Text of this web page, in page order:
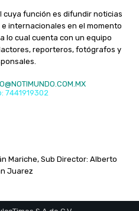
cuya función es difundir noticias
internacionales en el momento
lo cual cuenta con un equipo
reporteros, fotógrafos y
7441919302
Mariche, Sub Director: Alberto
Juarez